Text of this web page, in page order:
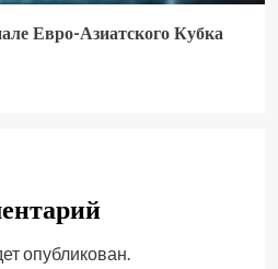
Евро-Азиатского Кубка
опубликован.